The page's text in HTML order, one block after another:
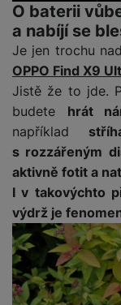
H
e
r
n
í
p
č
ít
a
č
o
v
é
s
o
F
r
a
m
e
V
d
i
o
-
v
i
r
o
d
v
ě
a
c
e
z
a
z
e
ní
P
n
o
r
á
z
o
v
b
a
t
ri
e
P
ří
O baterii
a nabíjí se
Je jen trochu
OPPO Find X9
Jistě že to jde.
budete hrát
například
s rozzářeným
aktivně fotit a
I v takovýchto
výdrž je